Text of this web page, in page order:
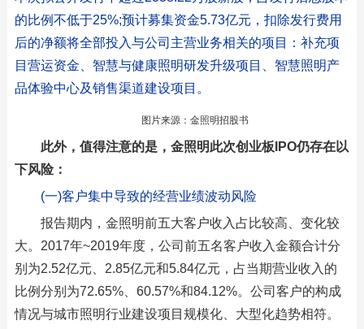
的比例不低于25%;预计募集资金5.73亿元，扣除发行费用
后的净额将全部投入与公司主营业务相关的项目：补充项
目营运资金、智慧与健康照明研发升级项目、智慧照明产
品体验中心及销售渠道建设项目。
图片来源：金照明招股书
此外，值得注意的是，金照明此次创业板IPO仍存在以
下风险：
(一)客户集中导致的经营业绩波动风险
报告期内，金照明前五大客户收入占比较高、变化较
大。2017年~2019年度，公司前五名客户收入金额合计分
别为2.52亿元、2.85亿元和5.84亿元，占当期营业收入的
比例分别为72.65%、60.57%和84.12%。公司客户的构成
情况与城市照明行业建设项目规模化、大型化趋势相符。